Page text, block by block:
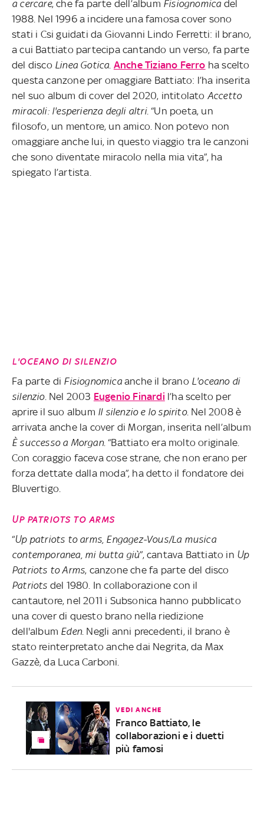
a cercare, che fa parte dell’album Fisiognomicadel
1988. Nel 1996 a incidere una famosa cover sono
stati i Csi guidati da Giovanni Lindo Ferretti: il brano,
a cui Battiato partecipa cantando un verso, fa parte
del disco Linea Gotica. Anche Tiziano Ferro ha scelto
questa canzone per omaggiare Battiato: l’ha inserita
nel suo album di cover del 2020, intitolato Accetto
miracoli: l'esperienza degli altri. “Un poeta, un
filosofo, un mentore, un amico. Non potevo non
omaggiare anche lui, in questo viaggio tra le canzoni
che sono diventate miracolo nella mia vita”, ha
spiegato l’artista.
L'OCEANO DI SILENZIO
Fa parte di Fisiognomicaanche il brano L'oceano di
silenzio. Nel 2003 Eugenio Finardi l’ha scelto per
aprire il suo album Il silenzio e lo spirito. Nel 2008 è
arrivata anche la cover di Morgan, inserita nell’album
È successo a Morgan. “Battiato era molto originale.
Con coraggio faceva cose strane, che non erano per
forza dettate dalla moda”, ha detto il fondatore dei
Bluvertigo.
UP PATRIOTS TO ARMS
“Up patriots to arms, Engagez-Vous/La musica
contemporanea, mi butta giù”, cantava Battiato in Up
Patriots to Arms, canzone che fa parte del disco
Patriots del 1980. In collaborazione con il
cantautore, nel 2011 i Subsonica hanno pubblicato
una cover di questo brano nella riedizione
dell'album Eden. Negli anni precedenti, il brano è
stato reinterpretato anche dai Negrita, da Max
Gazzè, da Luca Carboni.
VEDI ANCHE
Franco Battiato, le
collaborazioni e i duetti
più famosi